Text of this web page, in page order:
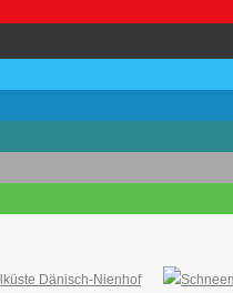
Dänisch-Nienhof